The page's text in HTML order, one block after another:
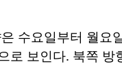
수요일부터 월
로 보인다. 북쪽